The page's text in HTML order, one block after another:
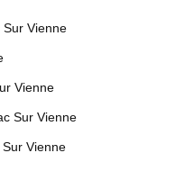
Vienne
Vienne
Sur Vienne
Vienne